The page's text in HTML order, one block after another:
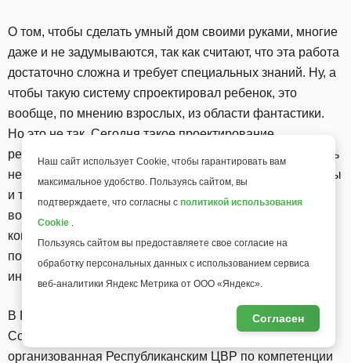
О том, чтобы сделать умный дом своими руками, многие
даже и не задумываются, так как считают, что эта работа
достаточно сложна и требует специальных знаний. Ну, а
чтобы такую систему спроектировал ребенок, это
вообще, по мнению взрослых, из области фантастики.
Но это не так. Сегодня такое проектирование
реальность. Конечно, придется постараться и приложить
немало усилий, чтобы идея умного дома (умной теплицы
и т.п.) стала понятна и доступна подростку, но
вознаграждением станет не только дом, максимально
комфортный и благожелательный к человеку, но и
подросток, научившийся профессиональным
инженерным навыкам.
В Казани на базе МАОУ «Лицей — инженерный центр»
Советского района прошла очередная стажировка,
организованная Республиканским ЦВР по компетенции
Наш сайт использует Cookie, чтобы гарантировать вам
максимальное удобство. Пользуясь сайтом, вы
подтверждаете, что согласны с политикой использования
Cookie .
Пользуясь сайтом вы предоставляете свое согласие на
обработку персональных данных с использованием сервиса
веб-аналитики Яндекс Метрика от ООО «Яндекс».
Согласен